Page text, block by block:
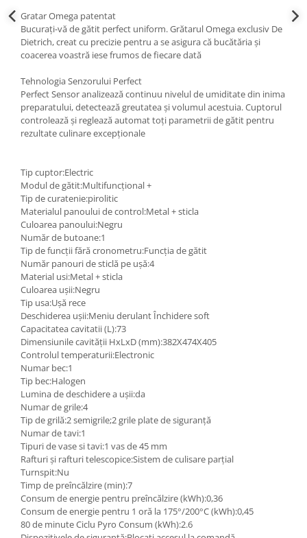
Gratar Omega patentat
Bucurați-vă de gătit perfect uniform. Grătarul Omega exclusiv De
Dietrich, creat cu precizie pentru a se asigura că bucătăria și
coacerea voastră iese frumos de fiecare dată
Tehnologia Senzorului Perfect
Perfect Sensor analizează continuu nivelul de umiditate din inima
preparatului, detectează greutatea și volumul acestuia. Cuptorul
controlează și reglează automat toți parametrii de gătit pentru
rezultate culinare excepționale
Tip cuptor:Electric
Modul de gătit:Multifuncțional +
Tip de curatenie:pirolitic
Materialul panoului de control:Metal + sticla
Culoarea panoului:Negru
Număr de butoane:1
Tip de funcții fără cronometru:Funcția de gătit
Număr panouri de sticlă pe ușă:4
Material usi:Metal + sticla
Culoarea ușii:Negru
Tip usa:Ușă rece
Deschiderea ușii:Meniu derulant Închidere soft
Capacitatea cavitatii (L):73
Dimensiunile cavității HxLxD (mm):382X474X405
Controlul temperaturii:Electronic
Numar bec:1
Tip bec:Halogen
Lumina de deschidere a ușii:da
Numar de grile:4
Tip de grilă:2 semigrile;2 grile plate de siguranță
Numar de tavi:1
Tipuri de vase si tavi:1 vas de 45 mm
Rafturi și rafturi telescopice:Sistem de culisare parțial
Turnspit:Nu
Timp de preîncălzire (min):7
Consum de energie pentru preîncălzire (kWh):0,36
Consum de energie pentru 1 oră la 175°/200°C (kWh):0,45
80 de minute Ciclu Pyro Consum (kWh):2.6